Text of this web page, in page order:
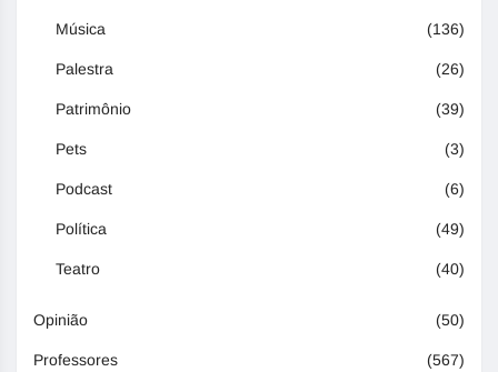
Música (136)
Palestra (26)
Patrimônio (39)
Pets (3)
Podcast (6)
Política (49)
Teatro (40)
Opinião (50)
Professores (567)